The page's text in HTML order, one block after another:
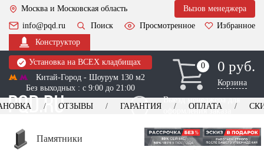
Москва и Московская область
Вызов менеджера
info@pqd.ru
Поиск Просмотренное
Избранное
Конструктор
Установка на ВСЕХ кладбищах
Китай-Город - Шоурум 130 м2
Без выходных : с 9:00 до 21:00
0
0 0 руб.
Корзина
Выезд менеджера для
оформления заказа
+7 (495) 518-44-23
ОТЗЫВЫ ГАРАНТИЯ ОПЛАТА
Памятники